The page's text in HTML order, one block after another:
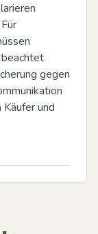
gegen
und